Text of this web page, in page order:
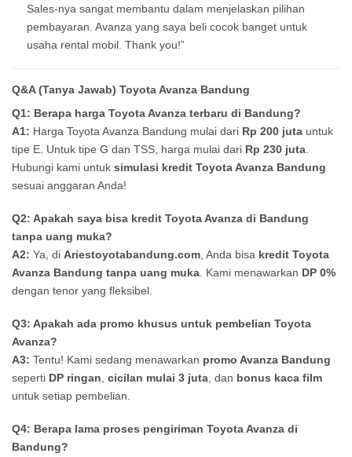
Sales-nya sangat membantu dalam menjelaskan pilihan
pembayaran. Avanza yang saya beli cocok banget untuk
usaha rental mobil. Thank you!”
Q&A (Tanya Jawab) Toyota Avanza Bandung
Q1: Berapa harga Toyota Avanza terbaru di Bandung?
A1: Harga Toyota Avanza Bandung mulai dari Rp 200 juta untuk
tipe E. Untuk tipe G dan TSS, harga mulai dari Rp 230 juta.
Hubungi kami untuk simulasi kredit Toyota Avanza Bandung
sesuai anggaran Anda!
Q2: Apakah saya bisa kredit Toyota Avanza di Bandung
tanpa uang muka?
A2: Ya, di Ariestoyotabandung.com , Anda bisa kredit Toyota
Avanza Bandung tanpa uang muka . Kami menawarkan DP 0%
dengan tenor yang fleksibel.
Q3: Apakah ada promo khusus untuk pembelian Toyota
Avanza?
A3: Tentu! Kami sedang menawarkan promo Avanza Bandung
seperti DP ringan cicilan mulai 3 juta , dan bonus kaca film
untuk setiap pembelian.
Q4: Berapa lama proses pengiriman Toyota Avanza di
Bandung?